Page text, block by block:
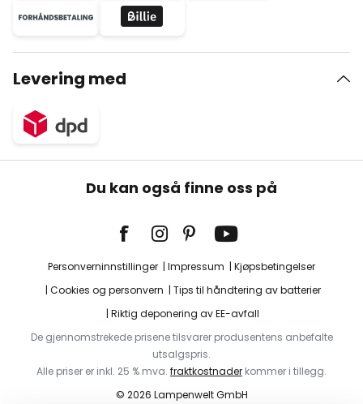
Levering med
Du kan også finne oss på
Personverninnstillinger Impressum
Kjøpsbetingelser
Cookies og personvern
Tips til håndtering av batterier
Riktig deponering av EE-avfall
De gjennomstrekede prisene tilsvarer produsentens anbefalte
utsalgspris.
Alle priser er inkl. 25 % mva. fraktkostnader kommer i tillegg.
© 2026 Lampenwelt GmbH